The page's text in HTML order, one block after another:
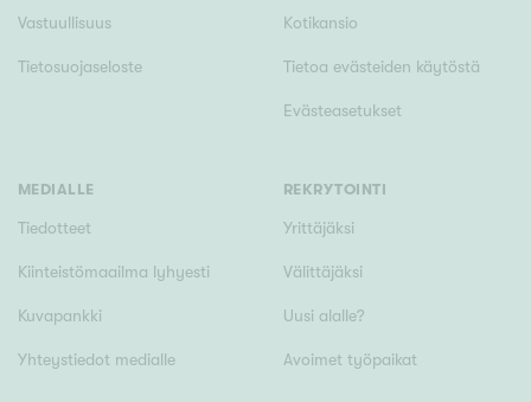
Vastuullisuus
Tietosuojaseloste
Kotikansio
Tietoa evästeiden käytöstä
Evästeasetukset
MEDIALLE
Tiedotteet
Kiinteistömaailma lyhyesti
Kuvapankki
Yhteystiedot medialle
REKRYTOINTI
Yrittäjäksi
Välittäjäksi
Uusi alalle?
Avoimet työpaikat